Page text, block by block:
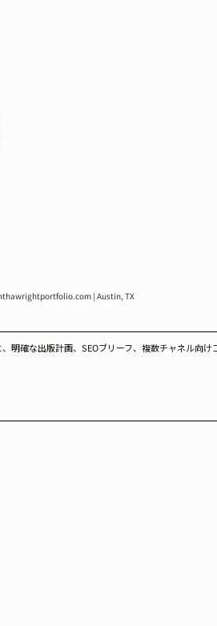
| Austin, TX
確な出版計画、SEOブリーフ、複数チャネル向